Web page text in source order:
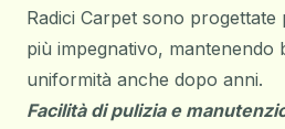
Radici Carpet sono progettate
più impegnativo, mantenendo
uniformità anche dopo anni.
Facilità di pulizia e